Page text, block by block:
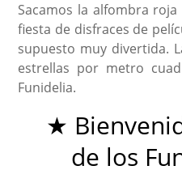
Sacamos la alfombra
fiesta de disfraces de
supuesto muy divertida.
estrellas por metro
Funidelia.
★
de los